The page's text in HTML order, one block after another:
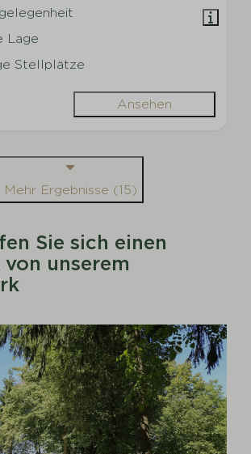
Lage
Stellplätze
Ansehen
Mehr Ergebnisse (15)
Sie sich einen
unserem